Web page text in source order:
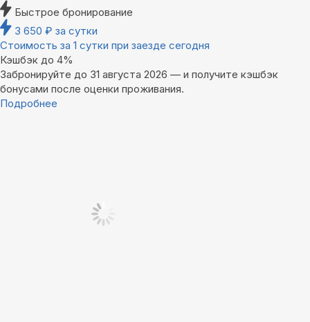
Быстрое бронирование
3 650 ₽ за сутки
Стоимость за 1 сутки при заезде сегодня
Кэшбэк до 4%
Забронируйте до 31 августа 2026 — и получите кэшбэк
бонусами после оценки проживания.
Подробнее